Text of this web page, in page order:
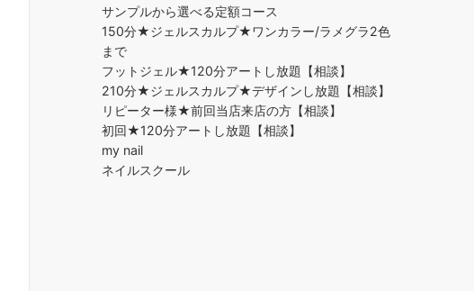
サンプルから選べる定額コース
150分★ジェルスカルプ★ワンカラー/ラメグラ2色
まで
フットジェル★120分アートし放題【相談】
210分★ジェルスカルプ★デザインし放題【相談】
リピーター様★前回当店来店の方【相談】
初回★120分アートし放題【相談】
my nail
ネイルスクール